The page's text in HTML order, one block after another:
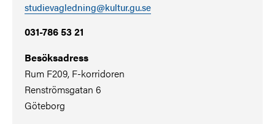
studievagledning@kultur.gu.se
031-786 53 21
Besöksadress
Rum F209, F-korridoren
Renströmsgatan 6
Göteborg